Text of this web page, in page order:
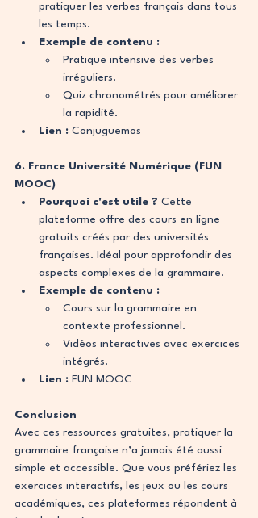
pratiquer les verbes français dans tous
les temps.
Exemple de contenu :
Pratique intensive des verbes
irréguliers.
Quiz chronométrés pour améliorer
la rapidité.
Lien : Conjuguemos
6. France Université Numérique (FUN
MOOC)
Pourquoi c'est utile ? Cette
plateforme offre des cours en ligne
gratuits créés par des universités
françaises. Idéal pour approfondir des
aspects complexes de la grammaire.
Exemple de contenu :
Cours sur la grammaire en
contexte professionnel.
Vidéos interactives avec exercices
intégrés.
Lien : FUN MOOC
Conclusion
Avec ces ressources gratuites, pratiquer la
grammaire française n’a jamais été aussi
simple et accessible. Que vous préfériez les
exercices interactifs, les jeux ou les cours
académiques, ces plateformes répondent à